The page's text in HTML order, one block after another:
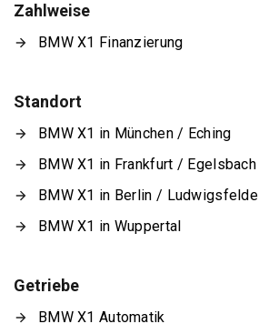
Zahlweise
BMW X1 Finanzierung
Standort
BMW X1 in München / Eching
BMW X1 in Frankfurt / Egelsbach
BMW X1 in Berlin / Ludwigsfelde
BMW X1 in Wuppertal
Getriebe
BMW X1 Automatik